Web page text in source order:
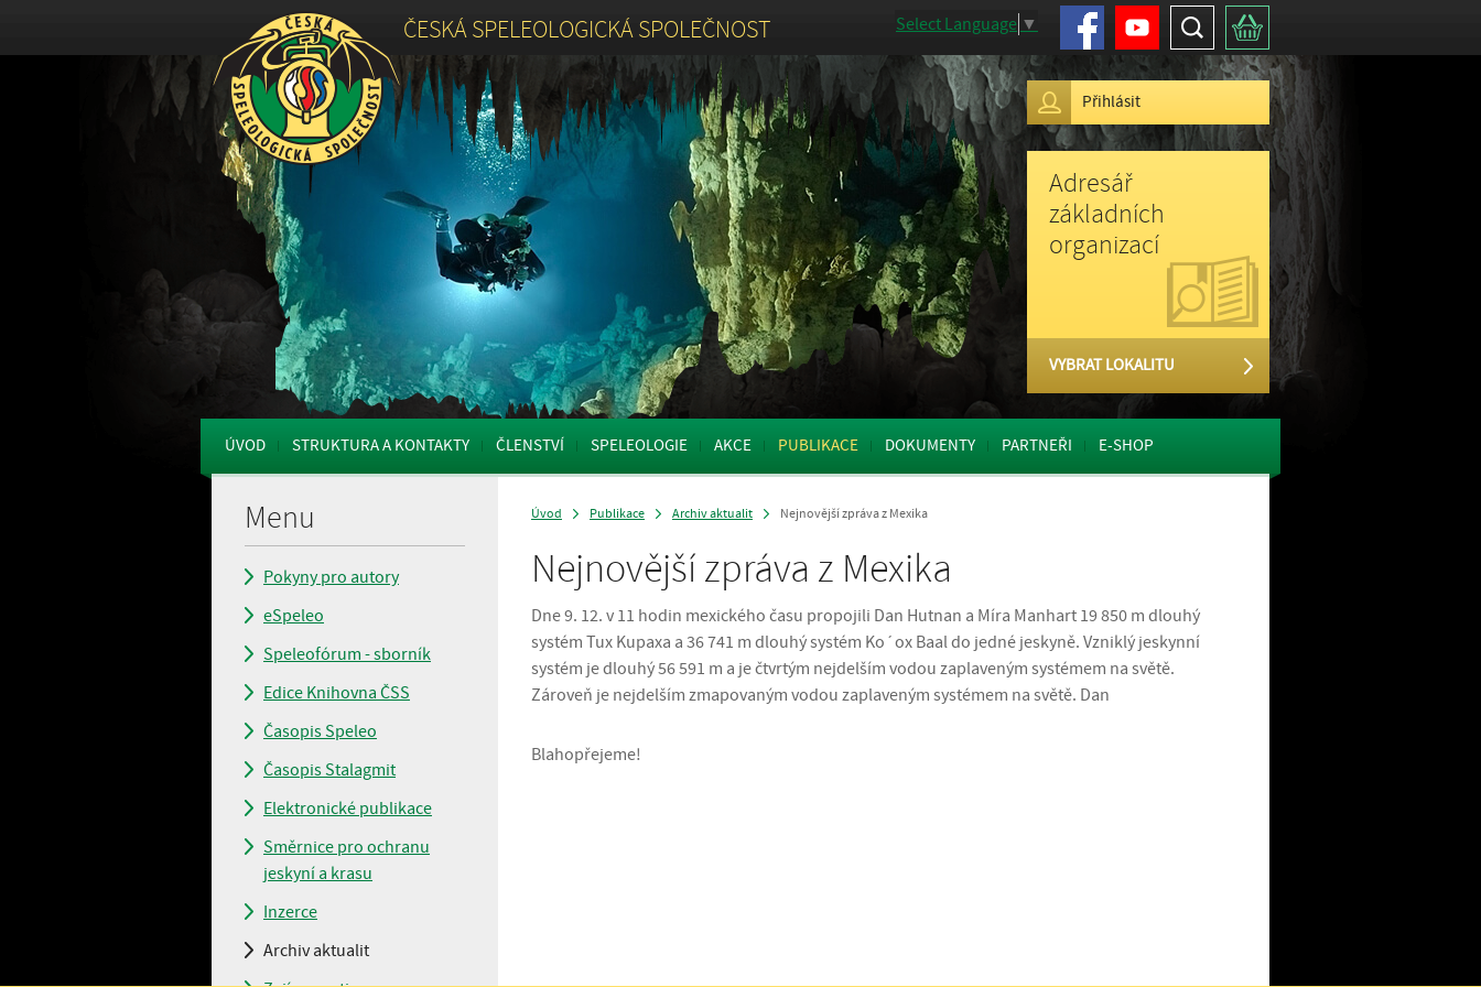
ČESKÁ SPELEOLOGICKÁ SPOLEČNOST Hledat
Youtube
Facebook
Select Language ▼
Přihlásit
Adresář
základních
organizací
VYBRAT LOKALITU
ÚVOD STRUKTURA A KONTAKTY ČLENSTVÍ SPELEOLOGIE AKCE PUBLIKACE DOKUMENTY PARTNEŘI E-SHOP
Menu
Pokyny pro autory
eSpeleo
Speleofórum - sborník
Edice Knihovna ČSS
Časopis Speleo
Časopis Stalagmit
Elektronické publikace
Směrnice pro ochranu
jeskyní a krasu
Inzerce
Archiv aktualit
Úvod Publikace Archiv aktualit Nejnovější zpráva z Mexika
Nejnovější zpráva z Mexika
Dne 9. 12. v 11 hodin mexického času propojili Dan Hutnan a Míra Manhart 19 850 m dlouhý
systém Tux Kupaxa a 36 741 m dlouhý systém Ko´ox Baal do jedné jeskyně. Vzniklý jeskynní
systém je dlouhý 56 591 m a je čtvrtým nejdelším vodou zaplaveným systémem na světě.
Zároveň je nejdelším zmapovaným vodou zaplaveným systémem na světě. Dan
Blahopřejeme!